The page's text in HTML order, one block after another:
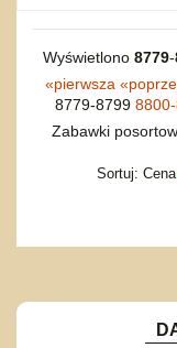
Wyświetlono 8779-
«pierwsza «
8779-8799
Zabawki
Sortuj: Cena